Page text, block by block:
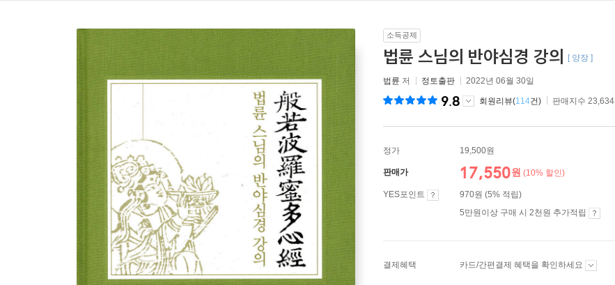
소득공제
법륜 스님의 반야심경 강의 [ 양장 ]
법륜 저 정토출판 2022년 06월 30일
9.8 회원리뷰(114건) 판매지수 23,634
정가 19,500원
판매가 17,550원 (10% 할인)
YES포인트
970원 (5% 적립)
5만원이상 구매 시 2천원 추가적립
결제혜택 카드/간편결제 혜택을 확인하세요